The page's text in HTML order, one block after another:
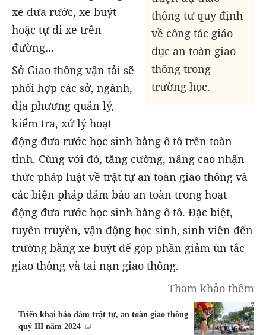
thông tư quy định
về công tác giáo
dục an toàn giao
thông trong
trường học.
xe đưa rước, xe buýt
hoặc tự đi xe trên
đường…
Sở Giao thông vận tải sẽ
phối hợp các sở, ngành,
địa phương quản lý,
kiểm tra, xử lý hoạt
động đưa rước học sinh bằng ô tô trên toàn
tỉnh. Cùng với đó, tăng cường, nâng cao nhận
thức pháp luật về trật tự an toàn giao thông và
các biện pháp đảm bảo an toàn trong hoạt
động đưa rước học sinh bằng ô tô. Đặc biệt,
tuyên truyền, vận động học sinh, sinh viên đến
trường bằng xe buýt để góp phần giảm ùn tắc
giao thông và tai nạn giao thông.
Tham khảo thêm
Triển khai bảo đảm trật tự, an toàn giao thông
quý III năm 2024